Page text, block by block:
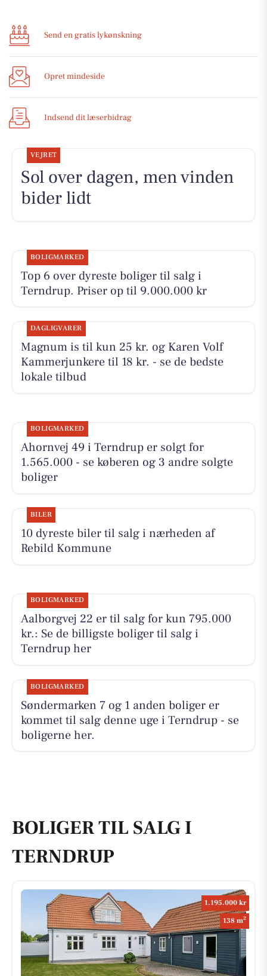
Send en gratis lykønskning
Opret mindeside
Indsend dit læserbidrag
VEJRET
Sol over dagen, men vinden
bider lidt
BOLIGMARKED
Top 6 over dyreste boliger til salg i
Terndrup. Priser op til 9.000.000 kr
DAGLIGVARER
Magnum is til kun 25 kr. og Karen Volf
Kammerjunkere til 18 kr. - se de bedste
lokale tilbud
BOLIGMARKED
Ahornvej 49 i Terndrup er solgt for
1.565.000 - se køberen og 3 andre solgte
boliger
BILER
10 dyreste biler til salg i nærheden af
Rebild Kommune
BOLIGMARKED
Aalborgvej 22 er til salg for kun 795.000
kr.: Se de billigste boliger til salg i
Terndrup her
BOLIGMARKED
Søndermarken 7 og 1 anden boliger er
kommet til salg denne uge i Terndrup - se
boligerne her.
BOLIGER TIL SALG I
TERNDRUP
1.195.000 kr
138 m2